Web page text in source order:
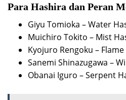
Para Hashira dan Peran
Giyu Tomioka – Water
Muichiro Tokito – Mist
Kyojuro Rengoku –
Sanemi Shinazugawa –
Obanai Iguro – Serpent